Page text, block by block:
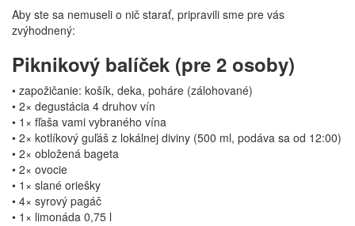
Aby ste sa nemuseli o nič starať, pripravili sme pre vás
zvýhodnený:
Piknikový balíček (pre 2 osoby)
• zapožičanie: košík, deka, poháre (zálohované)
• 2× degustácia 4 druhov vín
• 1× fľaša vami vybraného vína
• 2× kotlíkový guľáš z lokálnej diviny (500 ml, podáva sa od 12:00)
• 2× obložená bageta
• 2× ovocie
• 1× slané oriešky
• 4× syrový pagáč
• 1× limonáda 0,75 l